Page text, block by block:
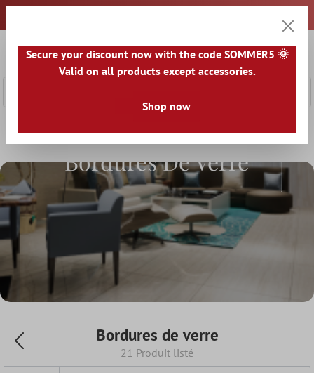
Panier
Accueil Carrelage Mural Bordure Bordures de verre
Bordures De Verre
Bordures de verre
21 Produit listé
Secure your discount now with the code SOMMER5 🌞
Valid on all products except accessories.
Shop now